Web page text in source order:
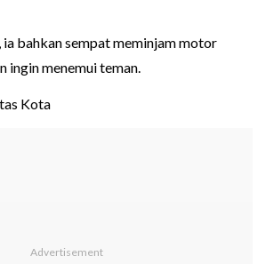
bahkan sempat meminjam motor
ingin menemui teman.
Kota